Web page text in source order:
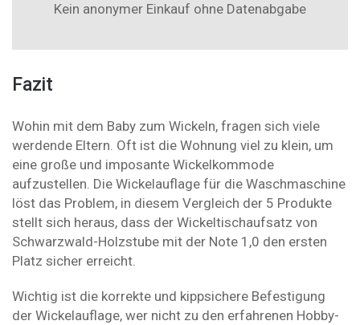
Kein anonymer Einkauf ohne Datenabgabe
Fazit
Wohin mit dem Baby zum Wickeln, fragen sich viele
werdende Eltern. Oft ist die Wohnung viel zu klein, um
eine große und imposante Wickelkommode
aufzustellen. Die Wickelauflage für die Waschmaschine
löst das Problem, in diesem Vergleich der 5 Produkte
stellt sich heraus, dass der Wickeltischaufsatz von
Schwarzwald-Holzstube mit der Note 1,0 den ersten
Platz sicher erreicht.
Wichtig ist die korrekte und kippsichere Befestigung
der Wickelauflage, wer nicht zu den erfahrenen Hobby-